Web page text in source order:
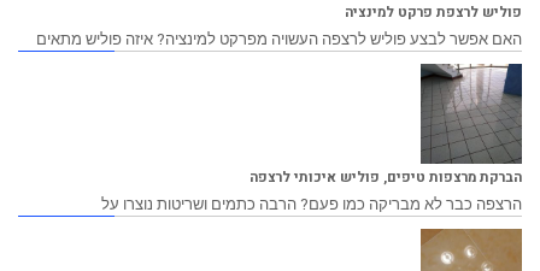
פוליש לרצפת פרקט למינציה
האם אפשר לבצע פוליש לרצפה העשויה מפרקט למינציה? איזה פוליש מתאים
הברקת מרצפות טיפים, פוליש איכותי לרצפה
הרצפה כבר לא מבריקה כמו פעם? הרבה כתמים ושריטות נוצרו על